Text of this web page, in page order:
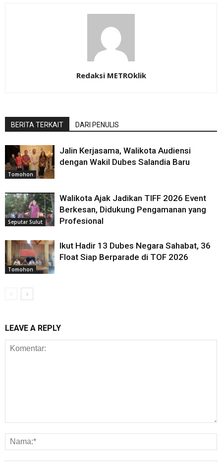
Redaksi METROklik
BERITA TERKAIT DARI PENULIS
Tomohon
Jalin Kerjasama, Walikota Audiensi
dengan Wakil Dubes Salandia Baru
Seputar Sulut
Walikota Ajak Jadikan TIFF 2026 Event
Berkesan, Didukung Pengamanan yang
Profesional
Tomohon
Ikut Hadir 13 Dubes Negara Sahabat, 36
Float Siap Berparade di TOF 2026
LEAVE A REPLY